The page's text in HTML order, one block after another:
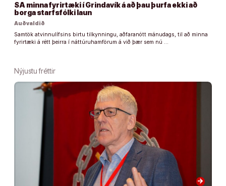
SA minna fyrirtæki í Grindavík á að þau þurfa ekki að
borga starfsfólki laun
Auðvaldið
Samtök atvinnulífsins birtu tilkynningu, aðfaranótt mánudags, til að minna
fyrirtæki á rétt þeirra í náttúruhamförum á við þær sem nú …
Nýjustu fréttir
arrow_forward